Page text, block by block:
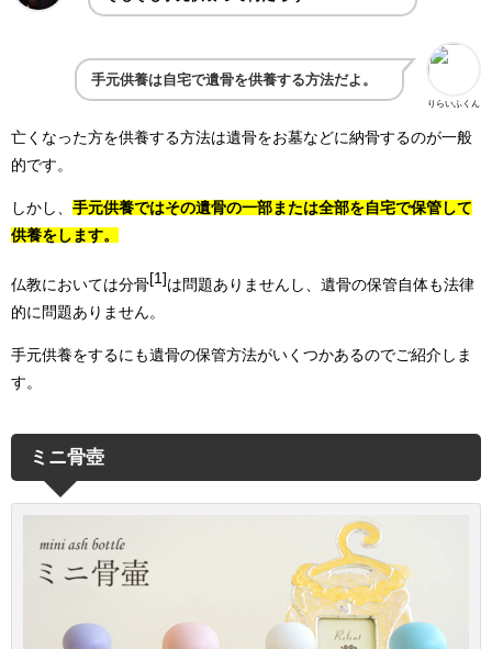
りらいふくん
手元供養は自宅で遺骨を供養する方法だよ。
亡くなった方を供養する方法は遺骨をお墓などに納骨するのが一般
的です。
しかし、 手元供養ではその遺骨の一部または全部を自宅で保管して
供養をします。
仏教においては分骨[1] は問題ありませんし、遺骨の保管自体も法律
的に問題ありません。
手元供養をするにも遺骨の保管方法がいくつかあるのでご紹介しま
す。
ミニ骨壺